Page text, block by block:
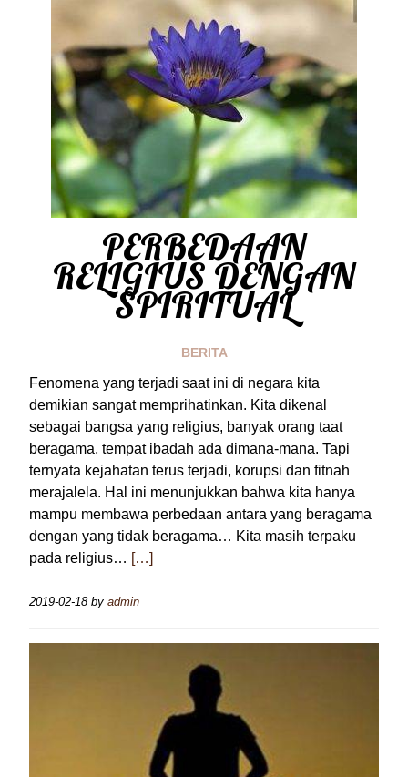
PERBEDAAN
RELIGIUS DENGAN
SPIRITUAL
BERITA
Fenomena yang terjadi saat ini di negara kita
demikian sangat memprihatinkan. Kita dikenal
sebagai bangsa yang religius, banyak orang taat
beragama, tempat ibadah ada dimana-mana. Tapi
ternyata kejahatan terus terjadi, korupsi dan fitnah
merajalela. Hal ini menunjukkan bahwa kita hanya
mampu membawa perbedaan antara yang beragama
dengan yang tidak beragama… Kita masih terpaku
pada religius… […]
2019-02-18by admin